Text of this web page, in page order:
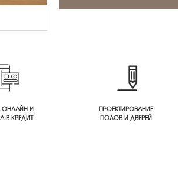
ОНЛАЙН И
В КРЕДИТ
ПРОЕКТИРОВАНИЕ
ПОЛОВ И ДВЕРЕЙ